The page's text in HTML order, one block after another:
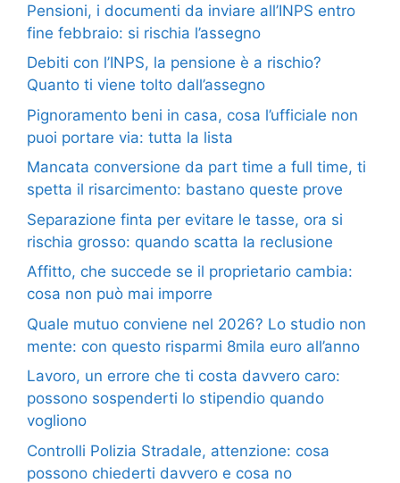
Pensioni, i documenti da inviare all’INPS entro
fine febbraio: si rischia l’assegno
Debiti con l’INPS, la pensione è a rischio?
Quanto ti viene tolto dall’assegno
Pignoramento beni in casa, cosa l’ufficiale non
puoi portare via: tutta la lista
Mancata conversione da part time a full time, ti
spetta il risarcimento: bastano queste prove
Separazione finta per evitare le tasse, ora si
rischia grosso: quando scatta la reclusione
Affitto, che succede se il proprietario cambia:
cosa non può mai imporre
Quale mutuo conviene nel 2026? Lo studio non
mente: con questo risparmi 8mila euro all’anno
Lavoro, un errore che ti costa davvero caro:
possono sospenderti lo stipendio quando
vogliono
Controlli Polizia Stradale, attenzione: cosa
possono chiederti davvero e cosa no